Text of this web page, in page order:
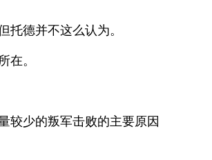
德并不这么认为。
。
较少的叛军击败的主要原因